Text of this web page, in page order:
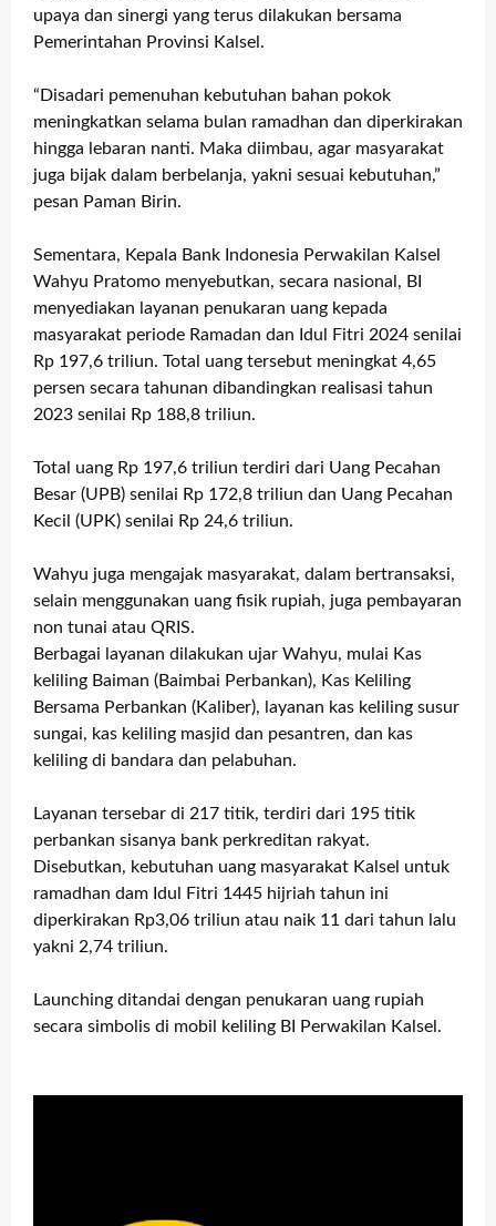
upaya dan sinergi yang terus dilakukan bersama
Pemerintahan Provinsi Kalsel.
“Disadari pemenuhan kebutuhan bahan pokok
meningkatkan selama bulan ramadhan dan diperkirakan
hingga lebaran nanti. Maka diimbau, agar masyarakat
juga bijak dalam berbelanja, yakni sesuai kebutuhan,”
pesan Paman Birin.
Sementara, Kepala Bank Indonesia Perwakilan Kalsel
Wahyu Pratomo menyebutkan, secara nasional, BI
menyediakan layanan penukaran uang kepada
masyarakat periode Ramadan dan Idul Fitri 2024 senilai
Rp 197,6 triliun. Total uang tersebut meningkat 4,65
persen secara tahunan dibandingkan realisasi tahun
2023 senilai Rp 188,8 triliun.
Total uang Rp 197,6 triliun terdiri dari Uang Pecahan
Besar (UPB) senilai Rp 172,8 triliun dan Uang Pecahan
Kecil (UPK) senilai Rp 24,6 triliun.
Wahyu juga mengajak masyarakat, dalam bertransaksi,
selain menggunakan uang fisik rupiah, juga pembayaran
non tunai atau QRIS.
Berbagai layanan dilakukan ujar Wahyu, mulai Kas
keliling Baiman (Baimbai Perbankan), Kas Keliling
Bersama Perbankan (Kaliber), layanan kas keliling susur
sungai, kas keliling masjid dan pesantren, dan kas
keliling di bandara dan pelabuhan.
Layanan tersebar di 217 titik, terdiri dari 195 titik
perbankan sisanya bank perkreditan rakyat.
Disebutkan, kebutuhan uang masyarakat Kalsel untuk
ramadhan dam Idul Fitri 1445 hijriah tahun ini
diperkirakan Rp3,06 triliun atau naik 11 dari tahun lalu
yakni 2,74 triliun.
Launching ditandai dengan penukaran uang rupiah
secara simbolis di mobil keliling BI Perwakilan Kalsel.